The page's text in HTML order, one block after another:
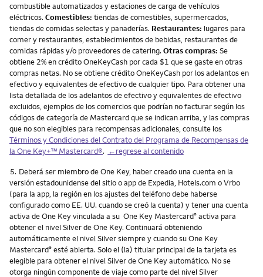
combustible automatizados y estaciones de carga de vehículos
eléctricos. Comestibles: tiendas de comestibles, supermercados,
tiendas de comidas selectas y panaderías. Restaurantes: lugares para
comer y restaurantes, establecimientos de bebidas, restaurantes de
comidas rápidas y/o proveedores de catering. Otras compras: Se
obtiene 2% en crédito OneKeyCash por cada $1 que se gaste en otras
compras netas. No se obtiene crédito OneKeyCash por los adelantos en
efectivo y equivalentes de efectivo de cualquier tipo. Para obtener una
lista detallada de los adelantos de efectivo y equivalentes de efectivo
excluidos, ejemplos de los comercios que podrían no facturar según los
códigos de categoría de Mastercard que se indican arriba, y las compras
que no son elegibles para recompensas adicionales, consulte los
Términos y Condiciones del Contrato del Programa de Recompensas de
la One Key+™ Mastercard®. ←regrese al contenido
Nota
5. Deberá ser miembro de One Key, haber creado una cuenta en la
versión estadounidense del sitio o app de Expedia, Hotels.com o Vrbo
(para la app, la región en los ajustes del teléfono debe haberse
configurado como EE. UU. cuando se creó la cuenta) y tener una cuenta
activa de One Key vinculada a su One Key Mastercard® activa para
obtener el nivel Silver de One Key. Continuará obteniendo
automáticamente el nivel Silver siempre y cuando su One Key
Mastercard® esté abierta. Solo el (la) titular principal de la tarjeta es
elegible para obtener el nivel Silver de One Key automático. No se
otorga ningún componente de viaje como parte del nivel Silver